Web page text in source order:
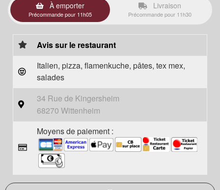
À emporter
Précommande pour 11h05
Livraison
Précommande pour 11h30
Avis sur le restaurant
Italien, pizza, flamenkuche, pâtes, tex mex,
salades
34 Rue de Kingersheim
68270 Wittenheim
Moyens de paiement :